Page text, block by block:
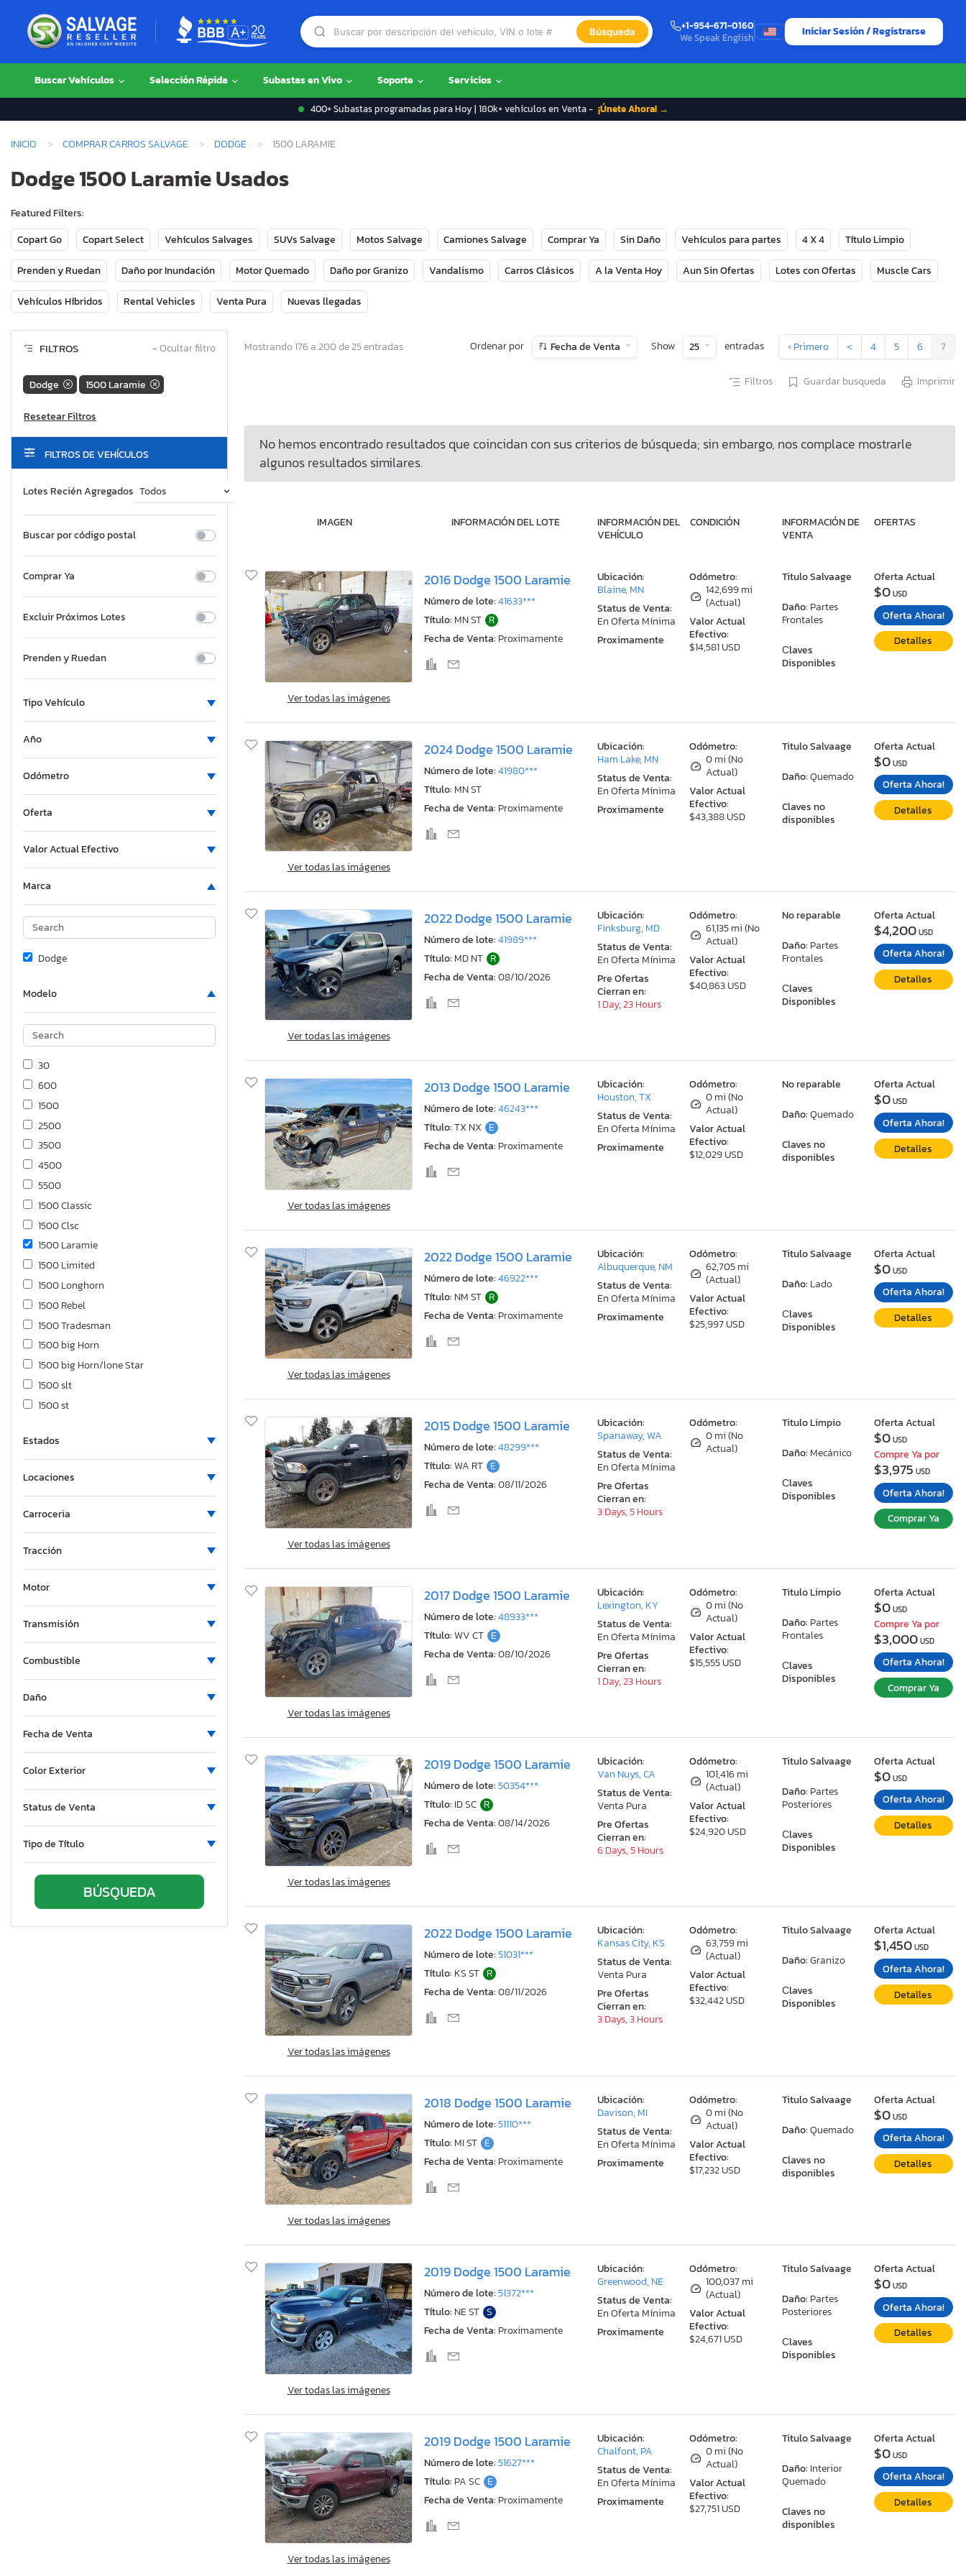
Búsqueda
+1-954-671-0160
We Speak English
Iniciar Sesión / Registrarse
Buscar Vehículos Selección Rápida Subastas en Vivo Soporte Servicios
400+ Subastas programadas para Hoy | 180k+ vehículos en Venta - ¡Únete Ahora! →
INICIO COMPRAR CARROS SALVAGE DODGE 1500 LARAMIE
Dodge 1500 Laramie Usados
Featured Filters:
Copart Go
Copart Select Vehículos Salvages SUVs Salvage Motos Salvage Camiones Salvage Comprar Ya Sin Daño Vehículos para partes 4 X 4 Título Limpio
Prenden y Ruedan Daño por Inundación Motor Quemado Daño por Granizo Vandalismo Carros Clásicos A la Venta Hoy Aun Sin Ofertas Lotes con Ofertas Muscle Cars
Vehículos Híbridos Rental Vehicles Venta Pura Nuevas llegadas
FILTROS −Ocultar filtro
Dodge 1500 Laramie
FILTROS DE VEHÍCULOS
Lotes Recién Agregados
Buscar por código postal
Comprar Ya
Excluir Próximos Lotes
Prenden y Ruedan
Tipo Vehículo
Año
Odómetro
Oferta
Valor Actual Efectivo
Marca
Dodge
Modelo
30
600
1500
2500
3500
4500
5500
1500 Classic
1500 Clsc
1500 Laramie
1500 Limited
1500 Longhorn
1500 Rebel
1500 Tradesman
1500 big Horn
1500 big Horn/lone Star
1500 slt
1500 st
2500 Laramie
2500 big Horn
2500 st
3500 Laramie
3500 Tradesman
3500 Utility / Service tr
3500 slt
3500 st
Aries
Avenger
Caliber
Caliber sw
Caravan
Challenger
Charger
Charger da
Charger r
Chrgr 4D g
Estados
Locaciones
Carroceria
Tracción
Motor
Transmisión
Combustible
Daño
Fecha de Venta
Color Exterior
Status de Venta
Tipo de Título
Mostrando 176 a 200 de 25 entradas Ordenar por Fecha de Venta Show 25 entradas ‹ Primero < 4 5 6 7
Filtros Guardar busqueda Imprimir
No hemos encontrado resultados que coincidan con sus criterios de búsqueda; sin embargo, nos complace mostrarle
algunos resultados similares.
IMAGEN INFORMACIÓN DEL LOTE
INFORMACIÓN DEL
VEHÍCULO
CONDICIÓN
INFORMACIÓN DE
VENTA
OFERTAS
Ver todas las imágenes
2016 Dodge 1500 Laramie
Número de lote:41633***
Título: MN ST R
Fecha de Venta: Proximamente
Odómetro:
142,699 mi
(Actual)
Valor Actual
Efectivo:
$14,581 USD
Titulo Salvaage
Daño: Partes
Frontales
Сlaves
Disponibles
Ubicación:
Blaine, MN
Status de Venta:
En Oferta Mínima
Proximamente
Oferta Actual
$0USD
Oferta Ahora!
Detalles
Ver todas las imágenes
2024 Dodge 1500 Laramie
Número de lote:41980***
Título: MN ST
Fecha de Venta: Proximamente
Odómetro:
0 mi (No
Actual)
Valor Actual
Efectivo:
$43,388 USD
Titulo Salvaage
Daño:Quemado
Claves no
disponibles
Ubicación:
Ham Lake, MN
Status de Venta:
En Oferta Mínima
Proximamente
Oferta Actual
$0USD
Oferta Ahora!
Detalles
Ver todas las imágenes
2022 Dodge 1500 Laramie
Número de lote:41989***
Título: MD NT R
Fecha de Venta:08/10/2026
Odómetro:
61,135 mi (No
Actual)
Valor Actual
Efectivo:
$40,863 USD
No reparable
Daño: Partes
Frontales
Сlaves
Disponibles
Ubicación:
Finksburg, MD
Status de Venta:
En Oferta Mínima
Pre Ofertas
Cierran en:
1 Day, 23 Hours
Oferta Actual
$4,200USD
Oferta Ahora!
Detalles
Ver todas las imágenes
2013 Dodge 1500 Laramie
Número de lote:46243***
Título:TX NX E
Fecha de Venta: Proximamente
Odómetro:
0 mi (No
Actual)
Valor Actual
Efectivo:
$12,029 USD
No reparable
Daño:Quemado
Claves no
disponibles
Ubicación:
Houston, TX
Status de Venta:
En Oferta Mínima
Proximamente
Oferta Actual
$0USD
Oferta Ahora!
Detalles
Ver todas las imágenes
2022 Dodge 1500 Laramie
Número de lote:46922***
Título: NM ST R
Fecha de Venta: Proximamente
Odómetro:
62,705 mi
(Actual)
Valor Actual
Efectivo:
$25,997 USD
Titulo Salvaage
Daño: Lado
Сlaves
Disponibles
Ubicación:
Albuquerque, NM
Status de Venta:
En Oferta Mínima
Proximamente
Oferta Actual
$0USD
Oferta Ahora!
Detalles
Ver todas las imágenes
2015 Dodge 1500 Laramie
Número de lote:48299***
Título:WA RT E
Fecha de Venta:08/11/2026
Odómetro:
0 mi (No
Actual)
Titulo Limpio
Daño: Mecánico
Сlaves
Disponibles
Ubicación:
Spanaway, WA
Status de Venta:
En Oferta Mínima
Pre Ofertas
Cierran en:
3 Days, 5 Hours
Oferta Actual
$0USD
Compre Ya por
$3,975 USD
Oferta Ahora!
Comprar Ya
Ver todas las imágenes
2017 Dodge 1500 Laramie
Número de lote:48933***
Título:WV CT E
Fecha de Venta:08/10/2026
Odómetro:
0 mi (No
Actual)
Valor Actual
Efectivo:
$15,555 USD
Titulo Limpio
Daño: Partes
Frontales
Сlaves
Disponibles
Ubicación:
Lexington, KY
Status de Venta:
En Oferta Mínima
Pre Ofertas
Cierran en:
1 Day, 23 Hours
Oferta Actual
$0USD
Compre Ya por
$3,000USD
Oferta Ahora!
Comprar Ya
Ver todas las imágenes
2019 Dodge 1500 Laramie
Número de lote:50354***
Título: ID SC R
Fecha de Venta:08/14/2026
Odómetro:
101,416 mi
(Actual)
Valor Actual
Efectivo:
$24,920 USD
Titulo Salvaage
Daño: Partes
Posteriores
Сlaves
Disponibles
Ubicación:
Van Nuys, CA
Status de Venta:
Venta Pura
Pre Ofertas
Cierran en:
6 Days, 5 Hours
Oferta Actual
$0USD
Oferta Ahora!
Detalles
Ver todas las imágenes
2022 Dodge 1500 Laramie
Número de lote:51031***
Título: KS ST R
Fecha de Venta:08/11/2026
Odómetro:
63,759 mi
(Actual)
Valor Actual
Efectivo:
$32,442 USD
Titulo Salvaage
Daño:Granizo
Сlaves
Disponibles
Ubicación:
Kansas City, KS
Status de Venta:
Venta Pura
Pre Ofertas
Cierran en:
3 Days, 3 Hours
Oferta Actual
$1,450USD
Oferta Ahora!
Detalles
Ver todas las imágenes
2018 Dodge 1500 Laramie
Número de lote:51110***
Título: MI ST E
Fecha de Venta: Proximamente
Odómetro:
0 mi (No
Actual)
Valor Actual
Efectivo:
$17,232 USD
Titulo Salvaage
Daño:Quemado
Claves no
disponibles
Ubicación:
Davison, MI
Status de Venta:
En Oferta Mínima
Proximamente
Oferta Actual
$0USD
Oferta Ahora!
Detalles
Ver todas las imágenes
2019 Dodge 1500 Laramie
Número de lote:51372***
Título: NE ST S
Fecha de Venta: Proximamente
Odómetro:
100,037 mi
(Actual)
Valor Actual
Efectivo:
$24,671 USD
Titulo Salvaage
Daño: Partes
Posteriores
Сlaves
Disponibles
Ubicación:
Greenwood, NE
Status de Venta:
En Oferta Mínima
Proximamente
Oferta Actual
$0USD
Oferta Ahora!
Detalles
Ver todas las imágenes
2019 Dodge 1500 Laramie
Número de lote:51627***
Título: PA SC E
Fecha de Venta: Proximamente
Odómetro:
0 mi (No
Actual)
Valor Actual
Efectivo:
$27,751 USD
Titulo Salvaage
Daño: Interior
Quemado
Claves no
disponibles
Ubicación:
Chalfont, PA
Status de Venta:
En Oferta Mínima
Proximamente
Oferta Actual
$0USD
Oferta Ahora!
Detalles